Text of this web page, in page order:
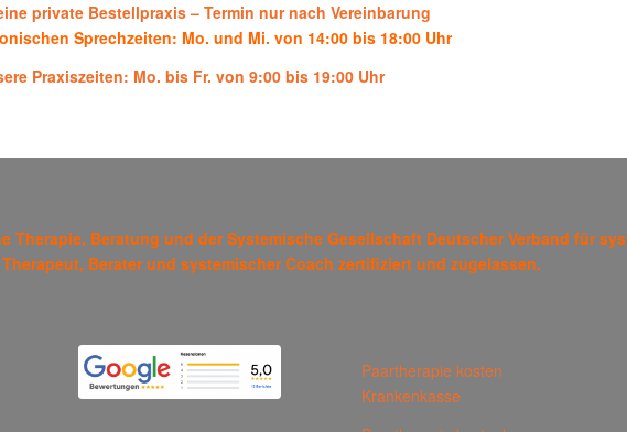
private Bestellpraxis – Termin nur nach Vereinbarung
Sprechzeiten: Mo. und Mi. von 14:00 bis 18:00 Uhr
Praxiszeiten: Mo. bis Fr. von 9:00 bis 19:00 Uhr
Beratung und der Systemische Gesellschaft Deutscher Verband für
Berater und systemischer Coach zertifiziert und zugelassen.
Paartherapie kosten
Krankenkasse